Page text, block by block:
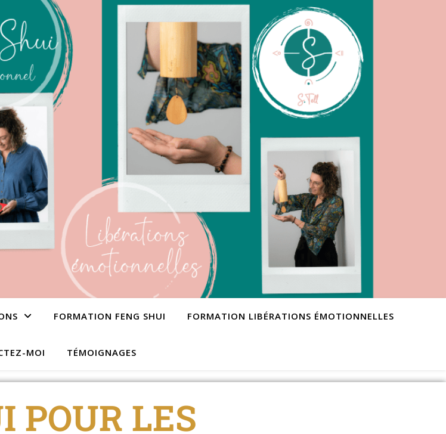
FORMATION FENG SHUI FORMATION LIBÉRATIONS ÉMOTIONNELLES
MOI TÉMOIGNAGES
POUR LES